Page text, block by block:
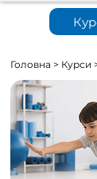
Головна > Курси